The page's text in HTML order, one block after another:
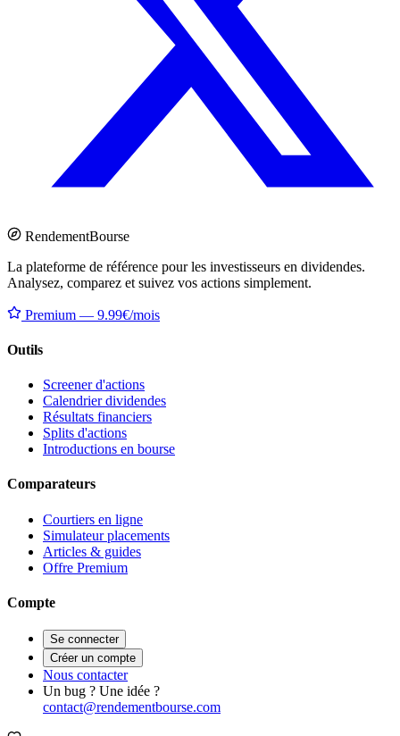
RendementBourse
La plateforme de référence pour les investisseurs en dividendes.
Analysez, comparez et suivez vos actions simplement.
Premium — 9.99€/mois
Outils
Screener d'actions
Calendrier dividendes
Résultats financiers
Splits d'actions
Introductions en bourse
Comparateurs
Courtiers en ligne
Simulateur placements
Articles & guides
Offre Premium
Compte
Se connecter
Créer un compte
Nous contacter
Un bug ? Une idée ?
contact@rendementbourse.com